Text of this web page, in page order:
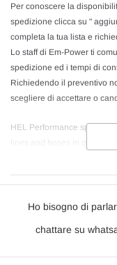
Per conoscere la
spedizione clicca su "
completa la tua lista e
Lo staff di Em-Power ti
spedizione ed i tempi di
Richiedendo il preventivo
scegliere di accettare o
HEL Performance
lines and hoses in over 60
HEL Performance
For availability of this
aggiungi alla lista " , if you
Ho bisogno di
chattare su